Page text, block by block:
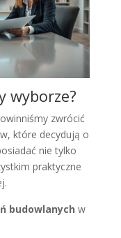
wyborze?
zwrócić
które decydują o
nie tylko
praktyczne
budowlanych w